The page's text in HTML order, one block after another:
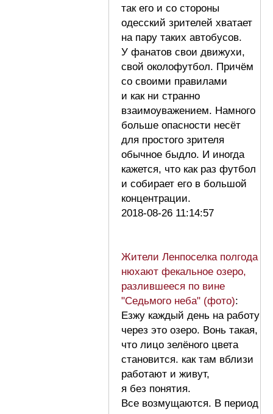
так его и со стороны
одесский зрителей хватает
на пару таких автобусов.
У фанатов свои движухи,
свой околофутбол. Причём
со своими правилами
и как ни странно
взаимоуважением. Намного
больше опасности несёт
для простого зрителя
обычное быдло. И иногда
кажется, что как раз футбол
и собирает его в большой
концентрации.
2018-08-26 11:14:57
Жители Ленпоселка полгода
нюхают фекальное озеро,
разлившееся по вине
"Седьмого неба" (фото):
Езжу каждый день на работу
через это озеро. Вонь такая,
что лицо зелёного цвета
становится. как там вблизи
работают и живут,
я без понятия.
Все возмущаются. В период